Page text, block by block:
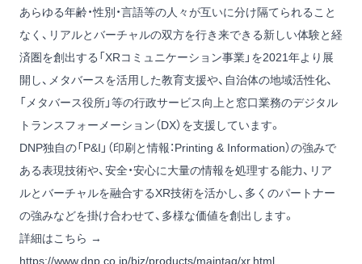
あらゆる年齢・性別・言語等の人々が互いに分け隔てられること
なく、リアルとバーチャルの双方を行き来できる新しい体験と経
済圏を創出する「XRコミュニケーション事業」を2021年より展
開し、メタバースを活用した教育支援や、自治体の地域活性化、
「メタバース役所」等の行政サービス向上と窓口業務のデジタル
トランスフォーメーション（DX）を支援しています。
DNP独自の「P&I」（印刷と情報：Printing & Information）の強みで
ある表現技術や、安全・安心に大量の情報を処理する能力、リア
ルとバーチャルを融合するXR技術を活かし、多くのパートナー
の強みなどを掛け合わせて、多様な価値を創出します。
詳細はこちら →
https://www.dnp.co.jp/biz/products/maintag/xr.html